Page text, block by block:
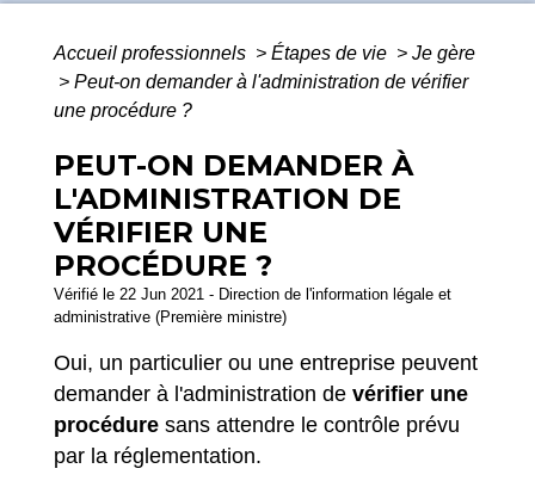
Accueil professionnels > Étapes de vie > Je gère
> Peut-on demander à l'administration de vérifier
une procédure ?
PEUT-ON DEMANDER À
L'ADMINISTRATION DE
VÉRIFIER UNE
PROCÉDURE ?
Vérifié le 22 Jun 2021 - Direction de l'information légale et
administrative (Première ministre)
Oui, un particulier ou une entreprise peuvent
demander à l'administration de vérifier une
procédure sans attendre le contrôle prévu
par la réglementation.